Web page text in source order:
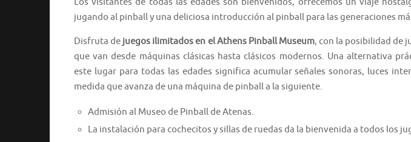
jugando al pinball y una deliciosa introducción al pinball para las generaciones
Disfruta de juegos ilimitados en el Athens Pinball Museum, con la posibilidad de
que van desde máquinas clásicas hasta clásicos modernos. Una alternativa
este lugar para todas las edades significa acumular señales sonoras, luces
medida que avanza de una máquina de pinball a la siguiente.
Admisión al Museo de Pinball de Atenas.
La instalación para cochecitos y sillas de ruedas da la bienvenida a todos los